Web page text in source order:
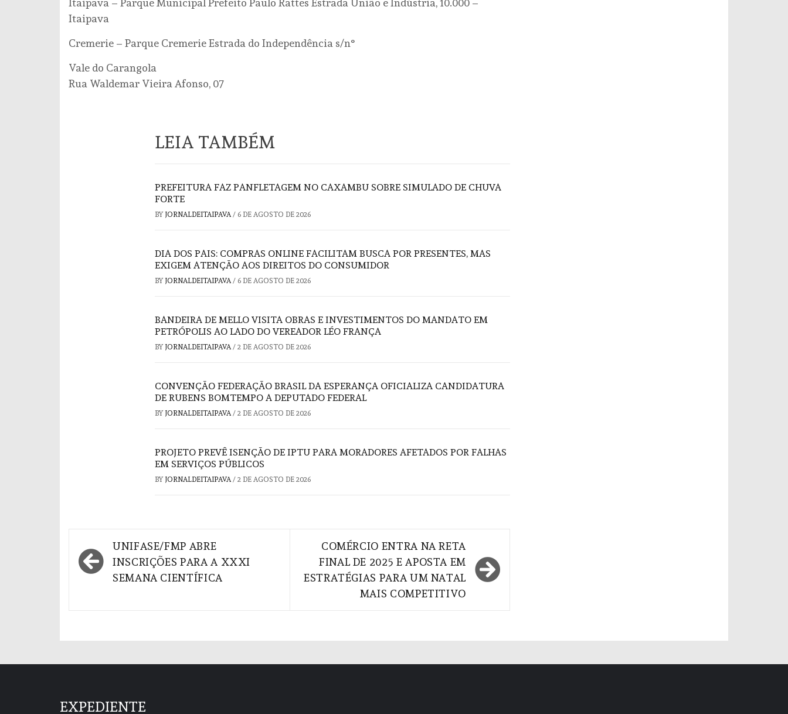
Itaipava – Parque Municipal Prefeito Paulo Rattes Estrada União e Indústria, 10.000 –
Itaipava
Cremerie – Parque Cremerie Estrada do Independência s/n°
Vale do Carangola
Rua Waldemar Vieira Afonso, 07
LEIA TAMBÉM
PREFEITURA FAZ PANFLETAGEM NO CAXAMBU SOBRE SIMULADO DE CHUVA
FORTE
BY JORNALDEITAIPAVA / 6 DE AGOSTO DE 2026
DIA DOS PAIS: COMPRAS ONLINE FACILITAM BUSCA POR PRESENTES, MAS
EXIGEM ATENÇÃO AOS DIREITOS DO CONSUMIDOR
BY JORNALDEITAIPAVA / 6 DE AGOSTO DE 2026
BANDEIRA DE MELLO VISITA OBRAS E INVESTIMENTOS DO MANDATO EM
PETRÓPOLIS AO LADO DO VEREADOR LÉO FRANÇA
BY JORNALDEITAIPAVA / 2 DE AGOSTO DE 2026
CONVENÇÃO FEDERAÇÃO BRASIL DA ESPERANÇA OFICIALIZA CANDIDATURA
DE RUBENS BOMTEMPO A DEPUTADO FEDERAL
BY JORNALDEITAIPAVA / 2 DE AGOSTO DE 2026
PROJETO PREVÊ ISENÇÃO DE IPTU PARA MORADORES AFETADOS POR FALHAS
EM SERVIÇOS PÚBLICOS
BY JORNALDEITAIPAVA / 2 DE AGOSTO DE 2026
Navegação
de
UNIFASE/FMP ABRE
INSCRIÇÕES PARA A XXXI
SEMANA CIENTÍFICA
COMÉRCIO ENTRA NA RETA
FINAL DE 2025 E APOSTA EM
ESTRATÉGIAS PARA UM NATAL
MAIS COMPETITIVO
EXPEDIENTE